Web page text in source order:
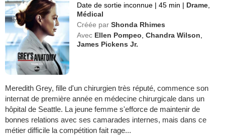
Date de sortie inconnue | 45 min | Drame
Médical
Créée par Shonda Rhimes
Avec Ellen Pompeo ,Chandra Wilson
James Pickens Jr.
Meredith Grey, fille d'un chirurgien très réputé, commence son
internat de première année en médecine chirurgicale dans un
hôpital de Seattle. La jeune femme s'efforce de maintenir de
bonnes relations avec ses camarades internes, mais dans ce
métier difficile la compétition fait rage...